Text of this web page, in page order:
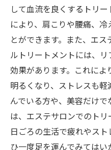
して血流を良くするトリ
により、肩こりや腰痛、
とができます。また、エ
ルトリートメントには、
効果があります。これによ
明るくなり、ストレスも
んでいる方や、美容だけ
は、エステサロンでのトリ
日ごろの生活で疲れやス
ひ一度足を運んでみてはい